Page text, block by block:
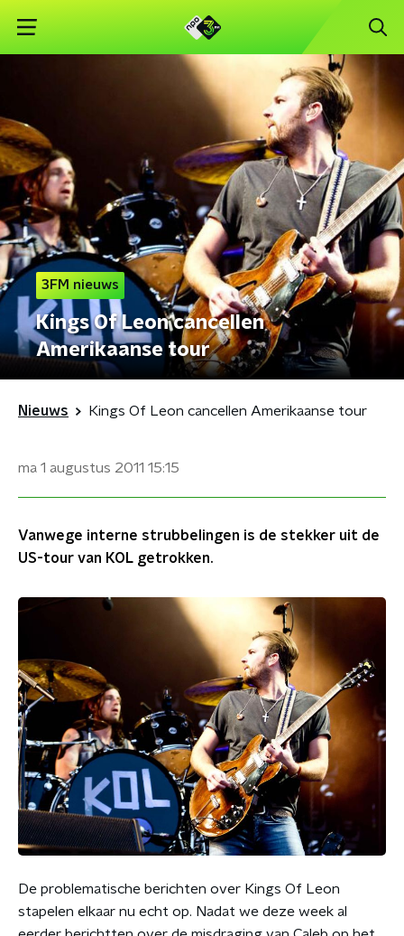
3FM nieuws
Kings Of Leon cancellen
Amerikaanse tour
Nieuws Kings Of Leon cancellen Amerikaanse tour
ma 1 augustus 2011 15:15
Vanwege interne strubbelingen is de stekker uit de
US-tour van KOL getrokken.
De problematische berichten over Kings Of Leon
stapelen elkaar nu echt op. Nadat we deze week al